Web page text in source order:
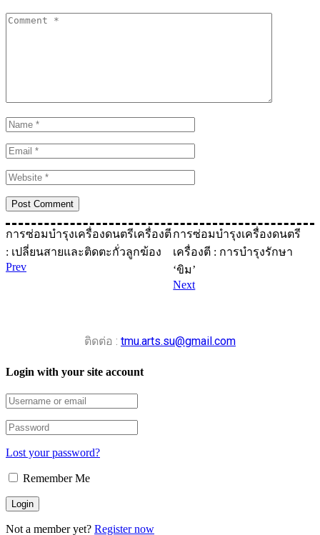
การซ่อมบำรุงเครื่องดนตรีเครื่องตี
: เปลี่ยนสายและติดตะกั่วลูกฆ้อง
Prev
การซ่อมบำรุงเครื่องดนตรี
เครื่องตี : การบำรุงรักษา
‘ขิม’
Next
ติดต่อ : tmu.arts.su@gmail.com
Login with your site account
Lost your password?
Remember Me
Not a member yet? Register now